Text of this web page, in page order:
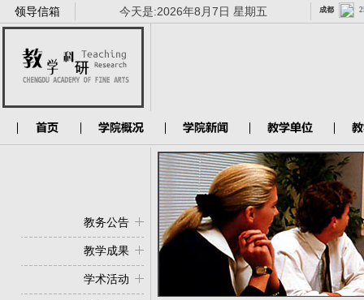
领导信箱 今天是:2026年8月7日 星期五
教务公告
教学成果
学术活动